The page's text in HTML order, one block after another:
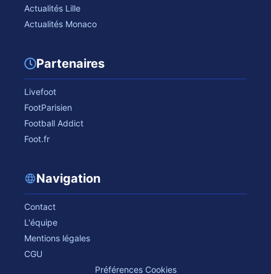
Actualités Lille
Actualités Monaco
Partenaires
Livefoot
FootParisien
Football Addict
Foot.fr
Navigation
Contact
L'équipe
Mentions légales
CGU
Préférences Cookies